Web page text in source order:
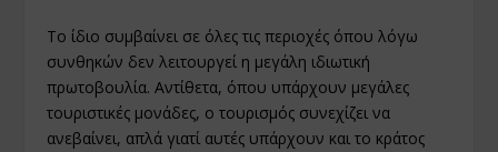
Το ίδιο συμβαίνει σε όλες τις περιοχές όπου λόγω
συνθηκών δεν λειτουργεί η μεγάλη ιδιωτική
πρωτοβουλία. Αντίθετα, όπου υπάρχουν μεγάλες
τουριστικές μονάδες, ο τουρισμός συνεχίζει να
ανεβαίνει, απλά γιατί αυτές υπάρχουν και το κράτος